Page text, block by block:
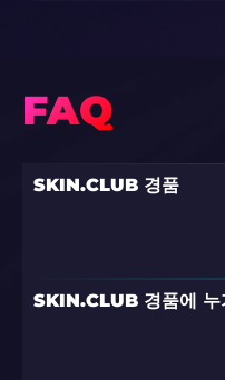
FAQ
SKIN.CLUB 경품
SKIN.CLUB 경품에 누